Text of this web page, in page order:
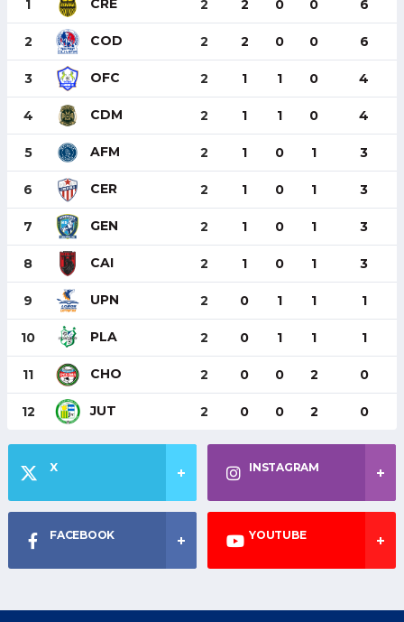
1 CRE 2 2 0 0 6
2 COD 2 2 0 0 6
3 OFC 2 1 1 0 4
4 CDM 2 1 1 0 4
5 AFM 2 1 0 1 3
6 CER 2 1 0 1 3
7 GEN 2 1 0 1 3
8 CAI 2 1 0 1 3
9 UPN 2 0 1 1 1
10 PLA 2 0 1 1 1
11 CHO 2 0 0 2 0
12 JUT 2 0 0 2 0
X INSTAGRAM
FACEBOOK YOUTUBE